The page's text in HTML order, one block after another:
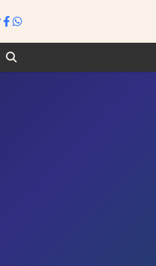
Search